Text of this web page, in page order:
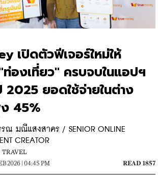
เปิดตัวฟีเจอร์ใหม่ให้
ท่องเที่ยว" ครบจบในแอปฯ
2025 ยอดใช้จ่ายในต่าง
45%
ณ มณีแสงสาคร / SENIOR ONLINE
CREATOR
TRAVEL
2026 | 04:45 PM
READ 1857